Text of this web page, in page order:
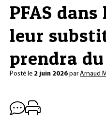
PFAS
leur
prendra
Posté le 2 juin 2026 parArnaud